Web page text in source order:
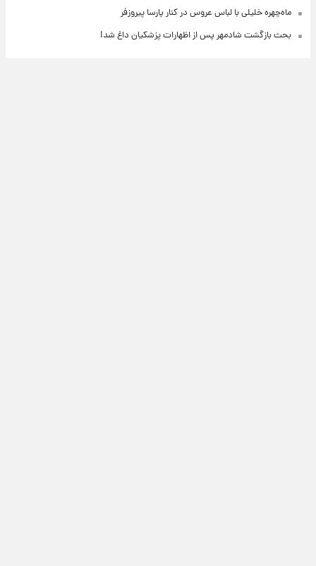
ماه‌چهره خلیلی با لباس عروس در کنار پارسا پیروزفر
بحث بازگشت شادمهر پس از اظهارات پزشکیان داغ شد!